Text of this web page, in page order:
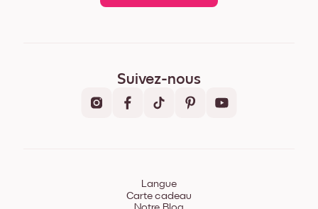
Suivez-nous
Langue
Carte cadeau